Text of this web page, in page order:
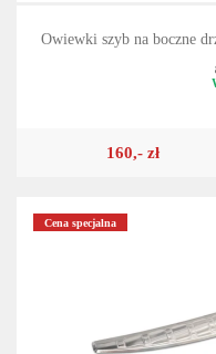
Owiewki szyb na boczne
160,- zł
Cena specjalna